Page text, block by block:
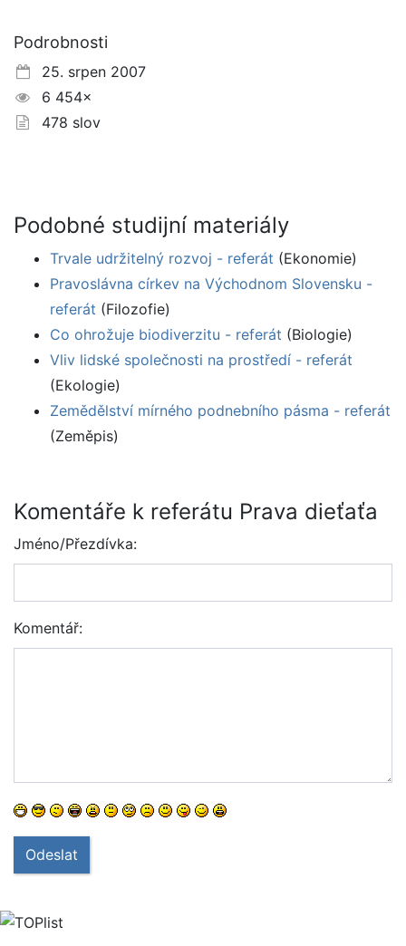
Podrobnosti
25. srpen 2007
6 454×
478 slov
Podobné studijní materiály
Trvale udržitelný rozvoj - referát (Ekonomie)
Pravoslávna církev na Východnom Slovensku -
referát (Filozofie)
Co ohrožuje biodiverzitu - referát (Biologie)
Vliv lidské společnosti na prostředí - referát
(Ekologie)
Zemědělství mírného podnebního pásma - referát
(Zeměpis)
Komentáře k referátu Prava dieťaťa
Jméno/Přezdívka:
Komentář:
Odeslat